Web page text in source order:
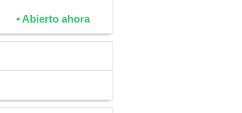
• Abierto ahora